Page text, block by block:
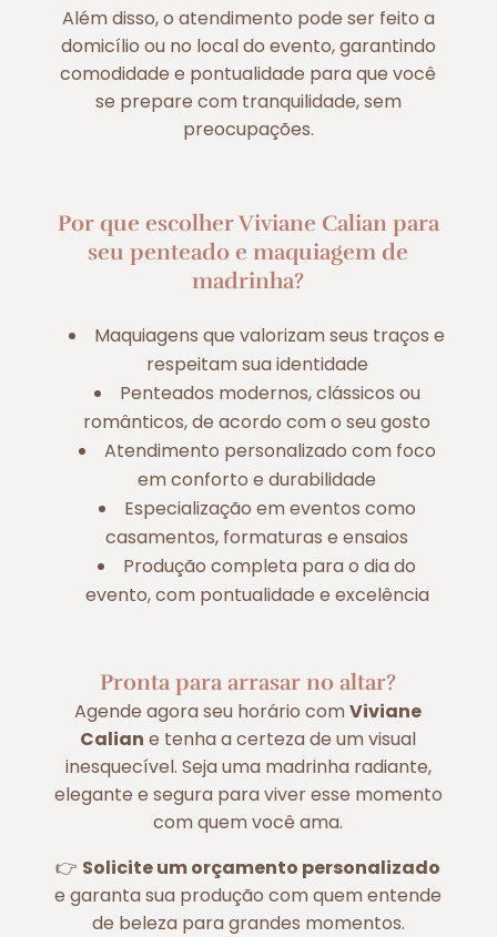
Além disso, o atendimento pode ser feito a
domicílio ou no local do evento, garantindo
comodidade e pontualidade para que você
se prepare com tranquilidade, sem
preocupações.
Por que escolher Viviane Calian para
seu penteado e maquiagem de
madrinha?
Maquiagens que valorizam seus traços e
respeitam sua identidade
Penteados modernos, clássicos ou
românticos, de acordo com o seu gosto
Atendimento personalizado com foco
em conforto e durabilidade
Especialização em eventos como
casamentos, formaturas e ensaios
Produção completa para o dia do
evento, com pontualidade e excelência
Pronta para arrasar no altar?
Agende agora seu horário comViviane
Calian e tenha a certeza de um visual
inesquecível. Seja uma madrinha radiante,
elegante e segura para viver esse momento
com quem você ama.
👉 Solicite um orçamento personalizado
e garanta sua produção com quem entende
de beleza para grandes momentos.